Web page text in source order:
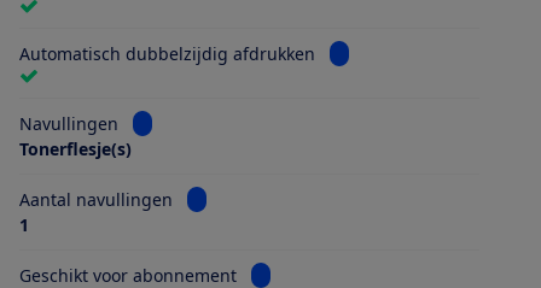
Automatisch dubbelzijdig afdrukken Bekijk informatie voor
Navullingen
Bekijk informatie voor Navullingen
Tonerflesje(s)
Aantal navullingen
Bekijk informatie voor Aantal navullingen
1
Geschikt voor abonnement Bekijk informatie voor Geschikt